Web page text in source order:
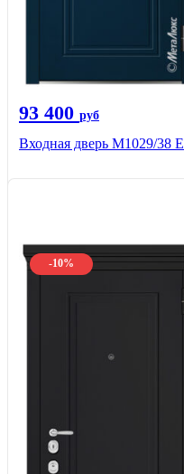
93 400 руб
Входная дверь М1029/38 E
-10%